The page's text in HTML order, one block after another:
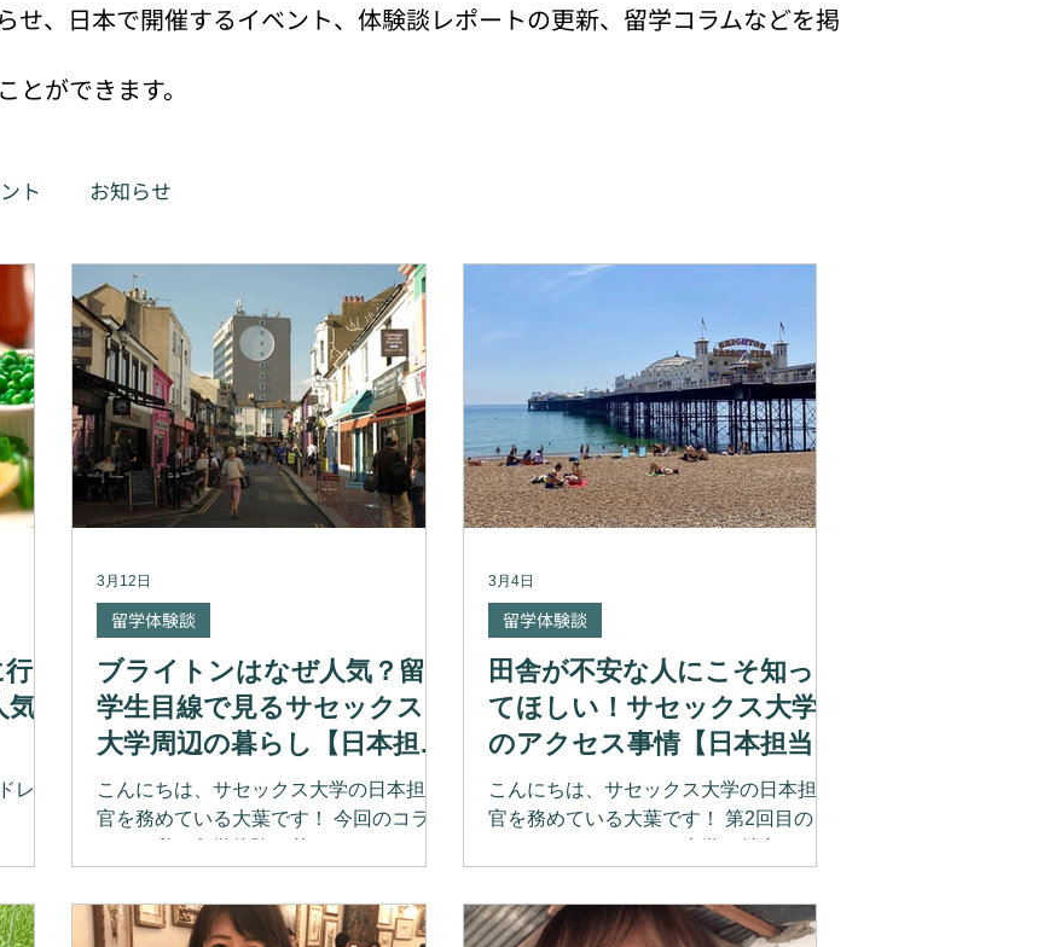
せ、日本で開催するイベント、体験談レポートの更新、留学コラムなどを掲
ができます。
ト お知らせ
行
気
す
レス
丁寧
。
ブライトンはなぜ人気？留
学生目線で見るサセックス
大学周辺の暮らし【日本担当
官コラム】
こんにちは、サセックス大学の日本担当
官を務めている大葉です！ 今回のコラム
を皆さんにお伝えします！ サセックス大
学はイングランド南東に位置しており、
留学体験談
3月12日
田舎が不安な人にこそ知っ
てほしい！サセックス大学
のアクセス事情【日本担当官
コラム】
こんにちは、サセックス大学の日本担当
官を務めている大葉です！ 第2回目のコ
えします。 前回のコラムでは、サセッ
クス大学はイギリスの大学で唯一、国立
留学体験談
3月4日